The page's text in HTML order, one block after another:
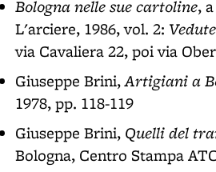
Bologna nelle sue cartoline,
L'arciere, 1986, vol. 2:
via Cavaliera 22, poi via
Giuseppe Brini,Artigiani a
1978, pp. 118-119
Giuseppe Brini, Quelli del
Bologna, Centro Stampa